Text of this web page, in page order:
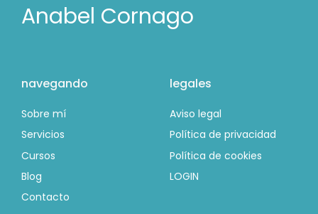
Anabel Cornago
navegando
Sobre mí
Servicios
Cursos
Blog
Contacto
legales
Aviso legal
Política de privacidad
Política de cookies
LOGIN